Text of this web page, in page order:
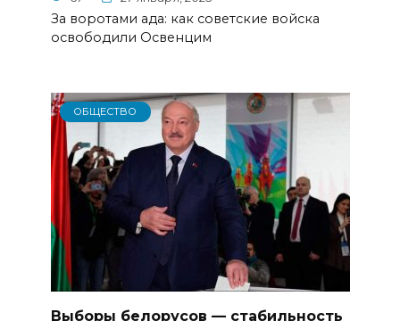
За воротами ада: как советские войска
освободили Освенцим
ОБЩЕСТВО
Выборы белорусов — стабильность